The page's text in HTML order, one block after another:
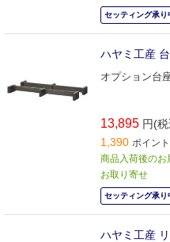
セッティング承り
ハヤミ工産
オプション台
13,895 円(
1,390 ポイン
商品入荷後の
お取り寄せ
セッティング承り
ハヤミ工産